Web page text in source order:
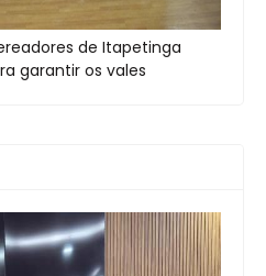
de Itapetinga
garantir os vales